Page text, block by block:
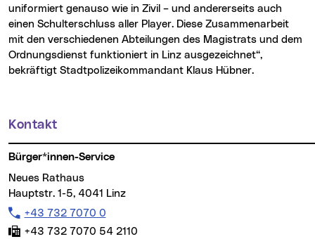
uniformiert genauso wie in Zivil – und andererseits auch
einen Schulterschluss aller Player. Diese Zusammenarbeit
mit den verschiedenen Abteilungen des Magistrats und dem
Ordnungsdienst funktioniert in Linz ausgezeichnet“,
bekräftigt Stadtpolizeikommandant Klaus Hübner.
Weitere Informationen
Kontakt
Bürger*innen-Service
Neues Rathaus
Hauptstr. 1-5, 4041 Linz
Telefon:
+43 732 7070 0
Fax:
+43 732 7070 54 2110